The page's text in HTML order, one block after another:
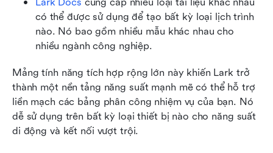
có thể được sử dụng để tạo bất kỳ loại lịch trình
nào. Nó bao gồm nhiều mẫu khác nhau cho
nhiều ngành công nghiệp.
Mảng tính năng tích hợp rộng lớn này khiến Lark trở
thành một nền tảng năng suất mạnh mẽ có thể hỗ trợ
liền mạch các bảng phân công nhiệm vụ của bạn. Nó
dễ sử dụng trên bất kỳ loại thiết bị nào cho năng suất
di động và kết nối vượt trội.